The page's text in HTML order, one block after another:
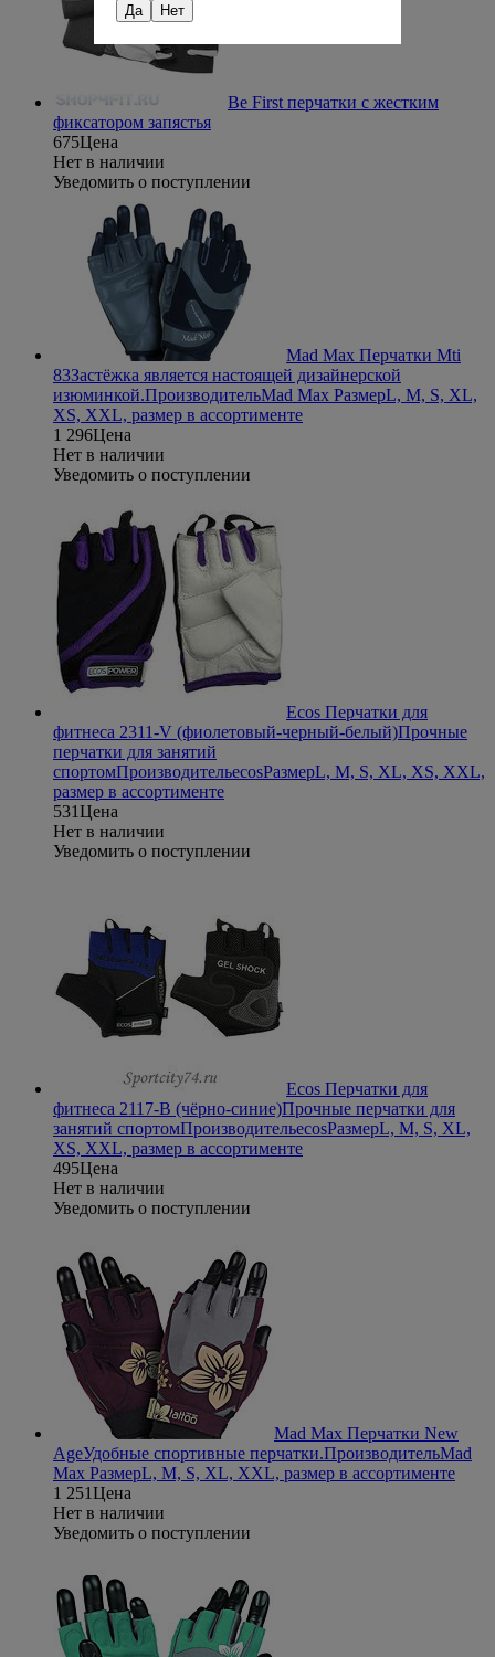
Be First перчатки с жестким
фиксатором запястья
675Цена
Нет в наличии
Уведомить о поступлении
Mad Max Перчатки Mti
83Застёжка является настоящей дизайнерской
изюминкой.ПроизводительMad Max РазмерL, M, S, XL,
XS, XXL, размер в ассортименте
1 296Цена
Нет в наличии
Уведомить о поступлении
Ecos Перчатки для
фитнеса 2311-V (фиолетовый-черный-белый)Прочные
перчатки для занятий
спортомПроизводительecosРазмерL, M, S, XL, XS, XXL,
размер в ассортименте
531Цена
Нет в наличии
Уведомить о поступлении
Ecos Перчатки для
фитнеса 2117-B (чёрно-синие)Прочные перчатки для
занятий спортомПроизводительecosРазмерL, M, S, XL,
XS, XXL, размер в ассортименте
495Цена
Нет в наличии
Уведомить о поступлении
Mad Max Перчатки New
AgeУдобные спортивные перчатки.ПроизводительMad
Max РазмерL, M, S, XL, XXL, размер в ассортименте
1 251Цена
Нет в наличии
Уведомить о поступлении
Да Нет